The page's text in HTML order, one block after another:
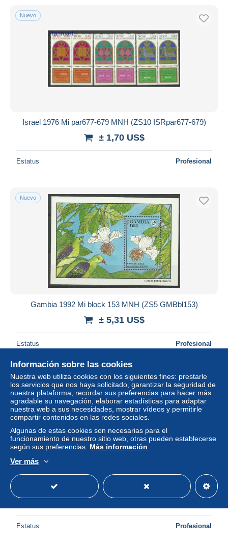
Nuevo
Israel 1976 Mi par677-679 MNH (ZS10 ISRpar677-679)
± 1,70 US$
Estatus Profesional
Nuevo
Gambia 1992 Mi block 153 MNH (ZS5 GMBbl153)
± 5,31 US$
Estatus Profesional
Nuevo
Slovenia 1996 Mi 169 FDC (FDC ZE2 SLN169)
Estatus Profesional
Información sobre las cookies
Nuestra web utiliza cookies con los siguientes fines: prestarle
los servicios que nos haya solicitado, garantizar la seguridad de
nuestra plataforma, recordar sus preferencias para hacer más
agradable su navegación, elaborar estadísticas para adaptar
nuestra web a sus necesidades, mostrar vídeos y permitirle
compartir contenidos en las redes sociales.
Algunas de estas cookies son necesarias para el
funcionamiento de nuestro sitio web, otras pueden establecerse
según sus preferencias. Más información
Ver más